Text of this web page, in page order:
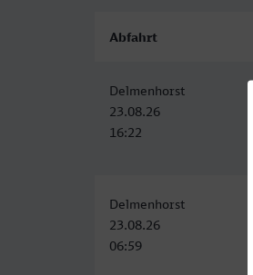
Abfahrt
Delmenhorst
23.08.26
16:22
Delmenhorst
23.08.26
06:59